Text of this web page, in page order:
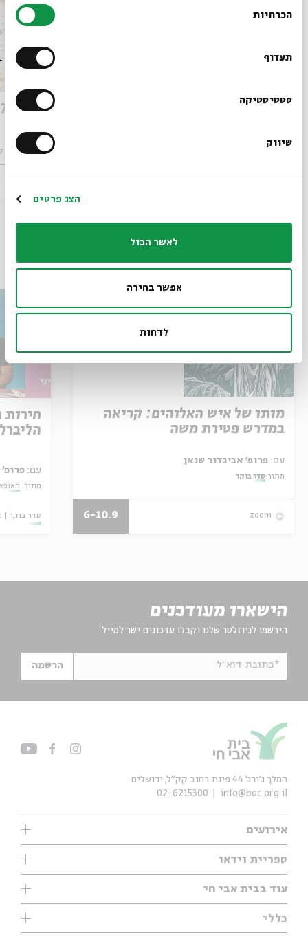
הסכמה
הכרחיות
תעדוף
סטטיסטיקה
שיווק
הצג פרטים
לאשר הכול
אפשר בחירה
לדחות
15.05
אבות 2017 | מפגש שני
מתוך:אבות 2017
עוד בבית אבי חי
מותו של איש האלוהים: קריאה
במדרש פטירת משה
עם:
מתוך:סדר בוקר
zoom
6-10.9
עם: פרופ'
מתוך:
סדר בוקר
הישארו מעודכנים
הירשמו לניוזלטר שלנו וקבלו עדכונים ישר למייל
*כתובת דוא"ל הרשמה
אירועים
עיון
אנגלית
נוער
ספריית וידאו
ילדים
מוזיקה
עיון
מיוחדים
עוד בבית אבי חי
תערוכות
מיוחדים
כללי
המלך ג'ורג' 44 פינת רחוב קק״ל, ירושלים
info@bac.org.il
02-6215300